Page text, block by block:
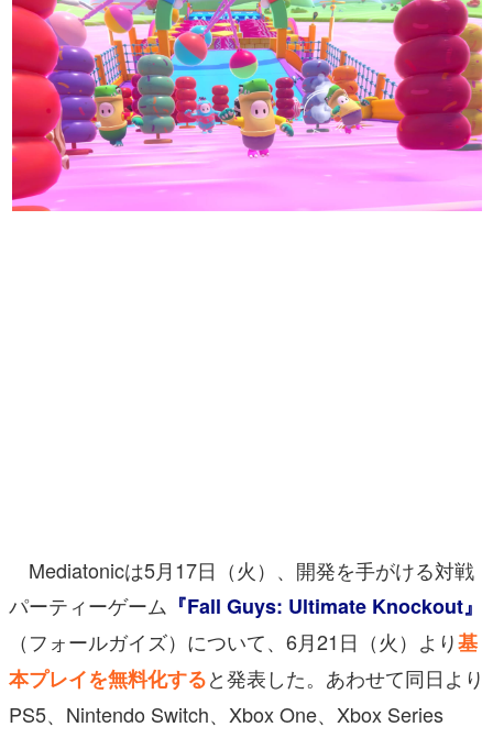
ゲームが変えた日本語
「経験値」「裏技」「ラスボス」… ゲームにまつわる言葉
の起源や用法の変遷を、コンピューター文化史研究家・タ
イニーP氏が徹底調査。
カテゴリ
特集記事
Mediatonicは5月17日（火）、開発を手がける対戦
パーティーゲーム 『Fall Guys: Ultimate Knockout』
（フォールガイズ） について、6月21日（火）よ り基
本プレイを無料化すると発表した。あわせて同日より
PS5、Nintendo Switch、Xbox One、Xbox Series